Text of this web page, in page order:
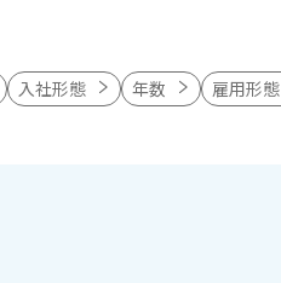
入社形態 年数 雇用形態